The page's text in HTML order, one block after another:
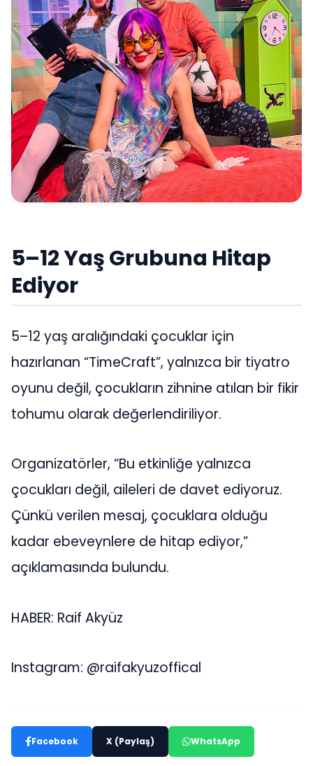
5–12 Yaş Grubuna Hitap
Ediyor
5–12 yaş aralığındaki çocuklar için
hazırlanan “TimeCraft”, yalnızca bir tiyatro
oyunu değil, çocukların zihnine atılan bir fikir
tohumu olarak değerlendiriliyor.
Organizatörler, “Bu etkinliğe yalnızca
çocukları değil, aileleri de davet ediyoruz.
Çünkü verilen mesaj, çocuklara olduğu
kadar ebeveynlere de hitap ediyor,”
açıklamasında bulundu.
HABER: Raif Akyüz
Instagram: @raifakyuzoffical
Facebook X (Paylaş) WhatsApp